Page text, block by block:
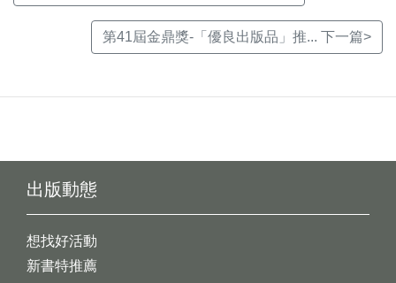
第41屆金鼎獎-「優良出版品」推... 下一篇>
出版動態
想找好活動
新書特推薦